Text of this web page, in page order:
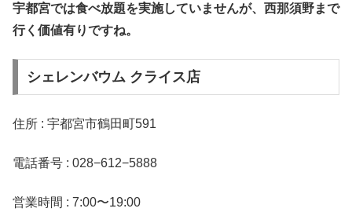
宇都宮では食べ放題を実施していませんが、西那須野まで
行く価値有りですね。
シェレンバウム クライス店
住所 : 宇都宮市鶴田町591
電話番号 : 028−612−5888
営業時間 : 7:00〜19:00